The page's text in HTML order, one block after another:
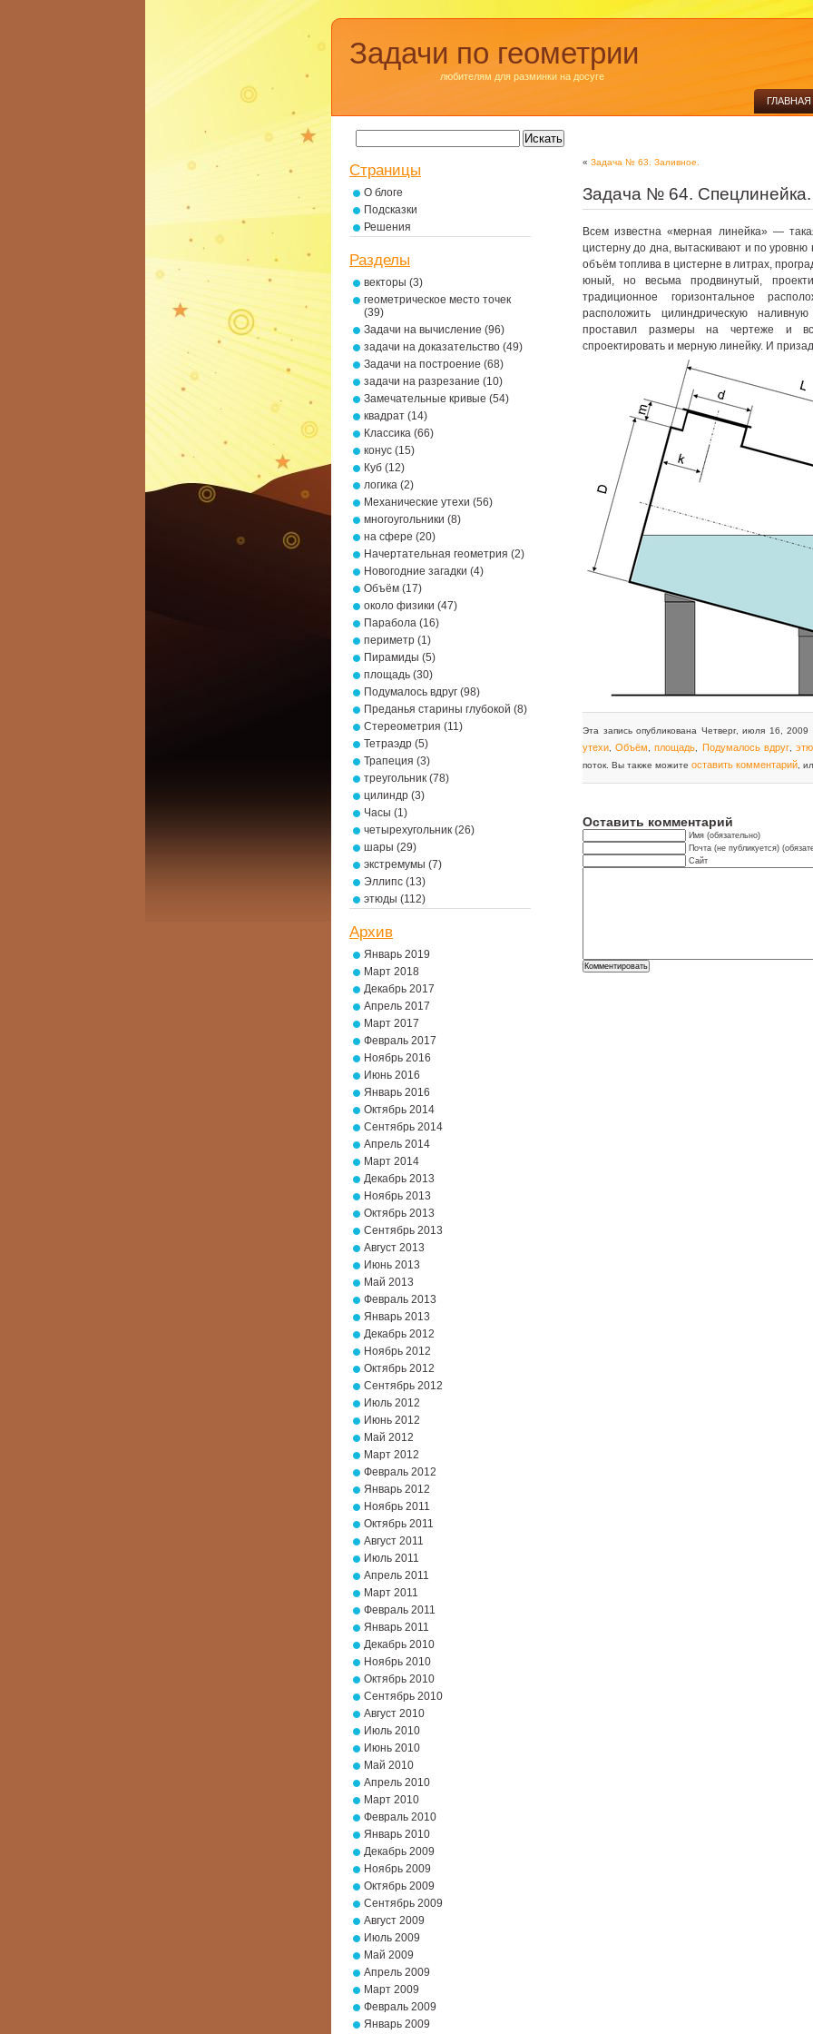
Задачи по геометрии
любителям для разминки на досуге
ГЛАВНАЯ
« Задача № 63. Заливное.
Задача № 64. Спецлинейка.
Всем известна «мерная линейка» —
цистерну до дна, вытаскивают и по
объём топлива в цистерне в литрах,
юный, но весьма продвинутый,
традиционное горизонтальное
расположить цилиндрическую
проставил размеры на чертеже и
спроектировать и мерную линейку. И
Эта запись опубликована Четверг, июля 16,
утехи ,Объём ,площадь Подумалось вдруг,
поток. Вы также можите оставить комментарий ,
Оставить комментарий
Имя (обязательно)
Почта (не публикуется)
Сайт
Страницы
О блоге
Подсказки
Решения
Разделы
векторы (3)
геометрическое место точек
(39)
Задачи на вычисление (96)
задачи на доказательство (49)
Задачи на построение (68)
задачи на разрезание (10)
Замечательные кривые (54)
квадрат (14)
Классика (66)
конус (15)
Куб (12)
логика (2)
Механические утехи (56)
многоугольники (8)
на сфере (20)
Начертательная геометрия (2)
Новогодние загадки (4)
Объём (17)
около физики (47)
Парабола (16)
периметр (1)
Пирамиды (5)
площадь (30)
Подумалось вдруг (98)
Преданья старины глубокой (8)
Стереометрия (11)
Тетраэдр (5)
Трапеция (3)
треугольник (78)
цилиндр (3)
Часы (1)
четырехугольник (26)
шары (29)
экстремумы (7)
Эллипс (13)
этюды (112)
Архив
Январь 2019
Март 2018
Декабрь 2017
Апрель 2017
Март 2017
Февраль 2017
Ноябрь 2016
Июнь 2016
Январь 2016
Октябрь 2014
Сентябрь 2014
Апрель 2014
Март 2014
Декабрь 2013
Ноябрь 2013
Октябрь 2013
Сентябрь 2013
Август 2013
Июнь 2013
Май 2013
Февраль 2013
Январь 2013
Декабрь 2012
Ноябрь 2012
Октябрь 2012
Сентябрь 2012
Июль 2012
Июнь 2012
Май 2012
Март 2012
Февраль 2012
Январь 2012
Ноябрь 2011
Октябрь 2011
Август 2011
Июль 2011
Апрель 2011
Март 2011
Февраль 2011
Январь 2011
Декабрь 2010
Ноябрь 2010
Октябрь 2010
Сентябрь 2010
Август 2010
Июль 2010
Июнь 2010
Май 2010
Апрель 2010
Март 2010
Февраль 2010
Январь 2010
Декабрь 2009
Ноябрь 2009
Октябрь 2009
Сентябрь 2009
Август 2009
Июль 2009
Май 2009
Апрель 2009
Март 2009
Февраль 2009
Январь 2009